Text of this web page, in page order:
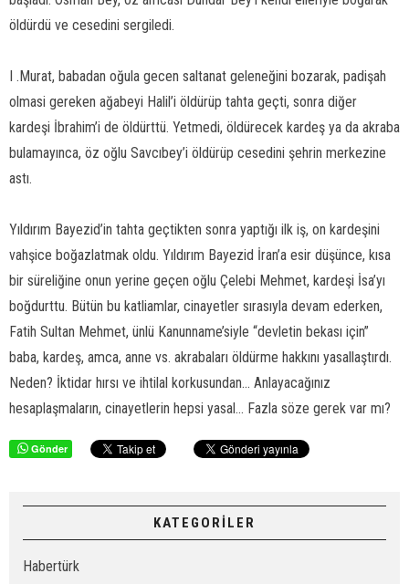
öldürdü ve cesedini sergiledi.
I .Murat, babadan oğula gecen saltanat geleneğini bozarak, padişah
olmasi gereken ağabeyi Halil’i öldürüp tahta geçti, sonra diğer
kardeşi İbrahim’i de öldürttü. Yetmedi, öldürecek kardeş ya da akraba
bulamayınca, öz oğlu Savcıbey’i öldürüp cesedini şehrin merkezine
astı.
Yıldırım Bayezid’in tahta geçtikten sonra yaptığı ilk iş, on kardeşini
vahşice boğazlatmak oldu. Yıldırım Bayezid İran’a esir düşünce, kısa
bir süreliğine onun yerine geçen oğlu Çelebi Mehmet, kardeşi İsa’yı
boğdurttu. Bütün bu katliamlar, cinayetler sırasıyla devam ederken,
Fatih Sultan Mehmet, ünlü Kanunname’siyle “devletin bekası için”
baba, kardeş, amca, anne vs. akrabaları öldürme hakkını yasallaştırdı.
Neden? İktidar hırsı ve ihtilal korkusundan... Anlayacağınız
hesaplaşmaların, cinayetlerin hepsi yasal... Fazla söze gerek var mı?
Gönder
KATEGORİLER
Habertürk